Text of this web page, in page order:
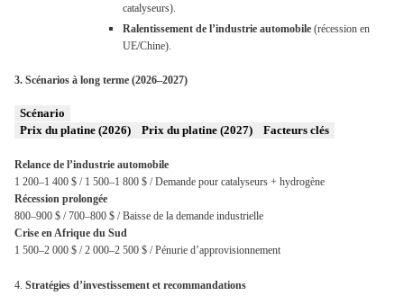
catalyseurs).
Ralentissement de l’industrie automobile (récession en
UE/Chine).
3. Scénarios à long terme (2026–2027)
Scénario
Prix du platine (2026)
Prix du platine (2027) Facteurs clés
Relance de l’industrie automobile
1 200–1 400 $ / 1 500–1 800 $ /Demande pour catalyseurs + hydrogène
Récession prolongée
800–900 $ /700–800 $ /Baisse de la demande industrielle
Crise en Afrique du Sud
1 500–2 000 $ /2 000–2 500 $ /Pénurie d’approvisionnement
4. Stratégies d’investissement et recommandations